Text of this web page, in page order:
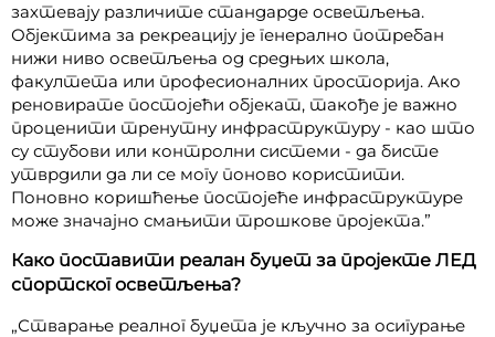
захтевају различите стандарде осветљења.
Објектима за рекреацију је генерално потребан
нижи ниво осветљења од средњих школа,
факултета или професионалних просторија. Ако
реновирате постојећи објекат, такође је важно
проценити тренутну инфраструктуру - као што
су стубови или контролни системи - да бисте
утврдили да ли се могу поново користити.
Поновно коришћење постојеће инфраструктуре
може значајно смањити трошкове пројекта.”
Како поставити реалан буџет за пројекте ЛЕД
спортског осветљења?
„Стварање реалног буџета је кључно за осигурање